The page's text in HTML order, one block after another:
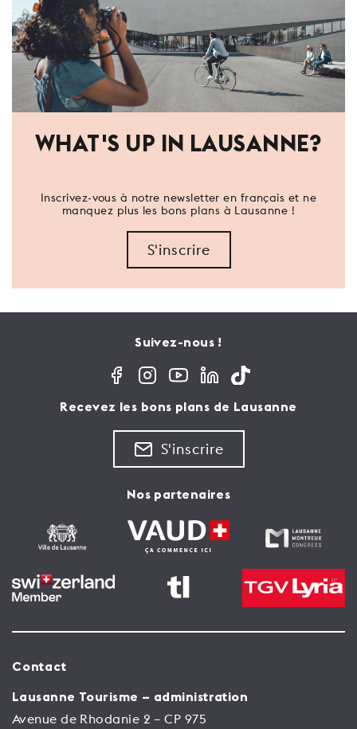
WHAT'S UP IN LAUSANNE?
Inscrivez-vous à notre newsletter en français et ne
manquez plus les bons plans à Lausanne !
S'inscrire
Suivez-nous !
Recevez les bons plans de Lausanne
S'inscrire
Nos partenaires
Contact
Lausanne Tourisme – administration
Avenue de Rhodanie 2 – CP 975